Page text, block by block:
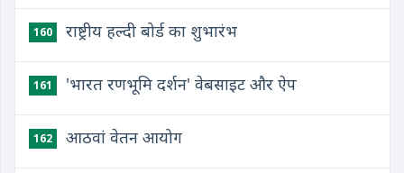
160 राष्ट्रीय हल्दी बोर्ड का शुभारंभ
161 'भारत रणभूमि दर्शन' वेबसाइट और ऐप
162 आठवां वेतन आयोग